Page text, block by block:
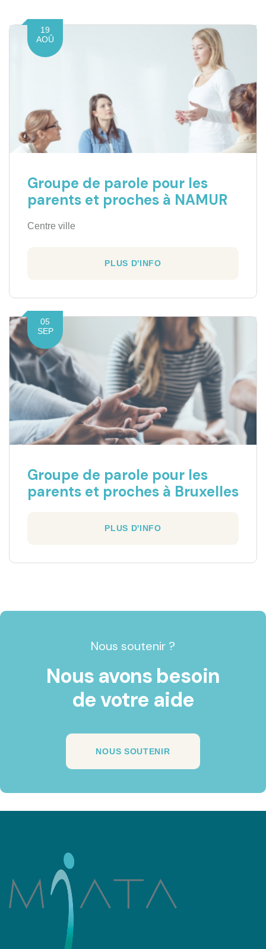
19
AOÛ
Groupe de parole pour les
parents et proches à NAMUR
Centre ville
PLUS D'INFO
05
SEP
Groupe de parole pour les
parents et proches à Bruxelles
PLUS D'INFO
Nous soutenir ?
Nous avons besoin
de votre aide
NOUS SOUTENIR